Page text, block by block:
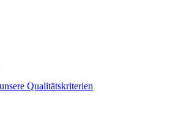
Qualitätskriterien